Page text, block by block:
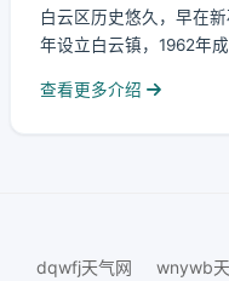
白云区历史悠久，早在
年设立白云镇，1962年
查看更多介绍
dqwfj天气网
wnywb